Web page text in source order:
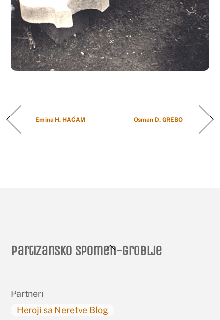
Emina H. HAĆAM Osman D. GREBO
Back
Partizansko spomen-groblje
Partneri
Heroji sa Neretve Blog